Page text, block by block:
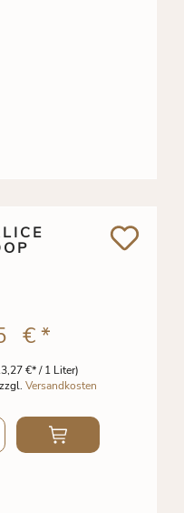
€* / 1 Liter)
Versandkosten
€*